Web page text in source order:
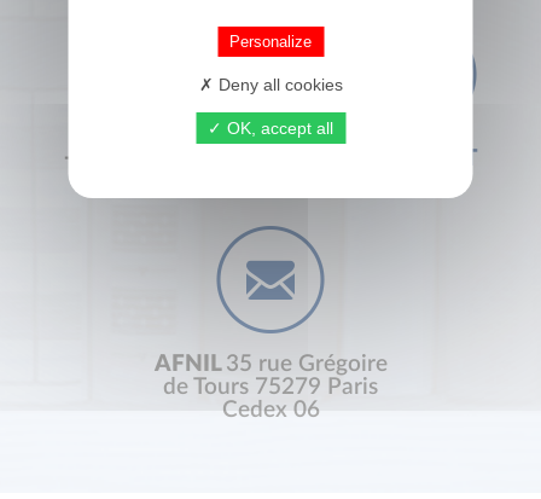
+33 (0) 1 44 41 29 19 CONTACT
AFNIL 35 rue Grégoire
de Tours 75279 Paris
Cedex 06
Personalize
Deny all cookies
OK, accept all